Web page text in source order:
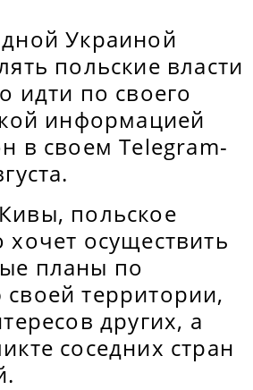
Украиной
польские власти
идти по своего
информацией
в своем Telegram-
польское
хочет осуществить
планы по
территории,
других, а
соседних стран